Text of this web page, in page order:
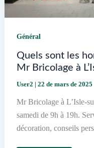
Général
Quels sont les
Mr Bricolage à
User2 | 22 de mars de 2025
Mr Bricolage à L’Isle-
samedi de 9h à 19h.
décoration, conseils